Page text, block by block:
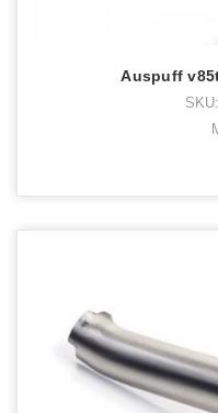
Auspuff